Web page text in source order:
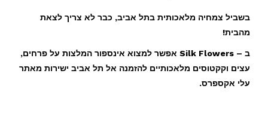
בשביל צמחיה מלאכותית בתל אביב, כבר לא צריך לצאת
מהבית!
ב – Silk Flowers אפשר למצוא אינספור המלצות על פרחים,
עצים וקקטוסים מלאכותיים להזמנה אל תל אביב ישירות מאתר
עלי אקספרס.